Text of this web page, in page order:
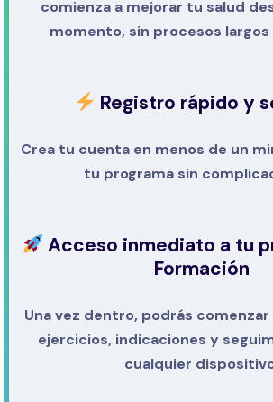
comienza a mejorar tu salud
momento, sin procesos largos
Registro rápido y
Crea tu cuenta en menos de un
tu programa sin
Acceso inmediato a tu
Formación
Una vez dentro, podrás
ejercicios, indicaciones y
cualquier